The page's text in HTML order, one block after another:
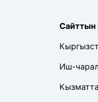
Сайттын
Иш-